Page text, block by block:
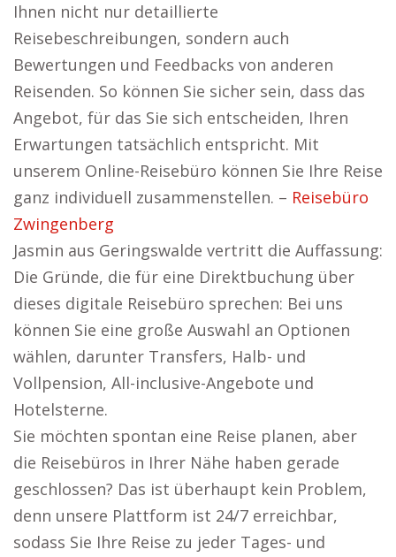
Ihnen nicht nur detaillierte
Reisebeschreibungen, sondern auch
Bewertungen und Feedbacks von anderen
Reisenden. So können Sie sicher sein, dass das
Angebot, für das Sie sich entscheiden, Ihren
Erwartungen tatsächlich entspricht. Mit
unserem Online-Reisebüro können Sie Ihre Reise
ganz individuell zusammenstellen. – Reisebüro
Zwingenberg
Jasmin aus Geringswalde vertritt die Auffassung:
Die Gründe, die für eine Direktbuchung über
dieses digitale Reisebüro sprechen: Bei uns
können Sie eine große Auswahl an Optionen
wählen, darunter Transfers, Halb- und
Vollpension, All-inclusive-Angebote und
Hotelsterne.
Sie möchten spontan eine Reise planen, aber
die Reisebüros in Ihrer Nähe haben gerade
geschlossen? Das ist überhaupt kein Problem,
denn unsere Plattform ist 24/7 erreichbar,
sodass Sie Ihre Reise zu jeder Tages- und